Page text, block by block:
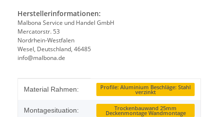
Herstellerinformationen:
Malbona Service und Handel GmbH
Mercatorstr. 53
Nordrhein-Westfalen
Wesel, Deutschland, 46485
info@malbona.de
Produkteigenschaft
Wert
Material Rahmen: Profile: Aluminium Beschläge: Stahl
verzinkt
Montagesituation: Trockenbauwand 25mm
Deckenmontage Wandmontage